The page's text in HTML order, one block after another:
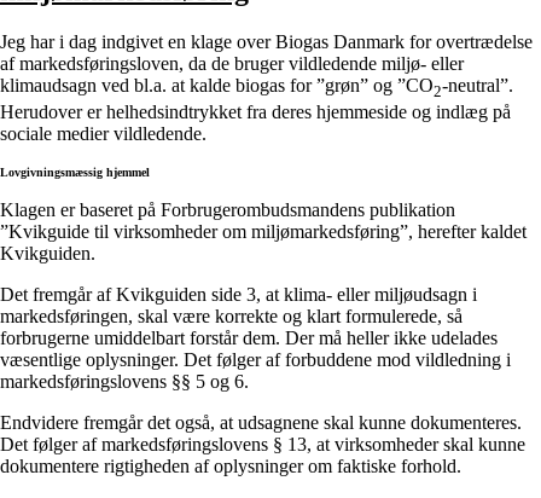
Jeg har i dag indgivet en klage over Biogas Danmark for overtrædelse
af markedsføringsloven, da de bruger vildledende miljø- eller
klimaudsagn ved bl.a. at kalde biogas for ”grøn” og ”CO2-neutral”.
Herudover er helhedsindtrykket fra deres hjemmeside og indlæg på
sociale medier vildledende.
Lovgivningsmæssig hjemmel
Klagen er baseret på Forbrugerombudsmandens publikation
”Kvikguide til virksomheder om miljømarkedsføring”, herefter kaldet
Kvikguiden.
Det fremgår af Kvikguiden side 3, at klima- eller miljøudsagn i
markedsføringen, skal være korrekte og klart formulerede, så
forbrugerne umiddelbart forstår dem. Der må heller ikke udelades
væsentlige oplysninger. Det følger af forbuddene mod vildledning i
markedsføringslovens §§ 5 og 6.
Endvidere fremgår det også, at udsagnene skal kunne dokumenteres.
Det følger af markedsføringslovens § 13, at virksomheder skal kunne
dokumentere rigtigheden af oplysninger om faktiske forhold.